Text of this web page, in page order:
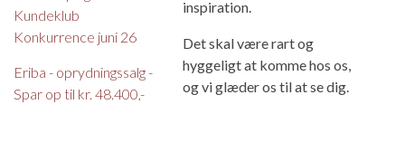
Kundeklub
Konkurrence juni 26
Eriba - oprydningssalg -
Spar op til kr. 48.400,-
inspiration.
Det skal være rart og
hyggeligt at komme hos os,
og vi glæder os til at se dig.